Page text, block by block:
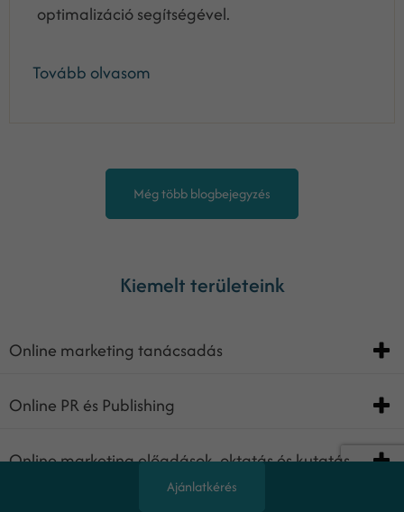
optimalizáció segítségével.
Tovább olvasom
Még több blogbejegyzés
Kiemelt területeink
Online marketing tanácsadás
Online PR és Publishing
Online marketing előadások, oktatás és kutatás
Ajánlatkérés